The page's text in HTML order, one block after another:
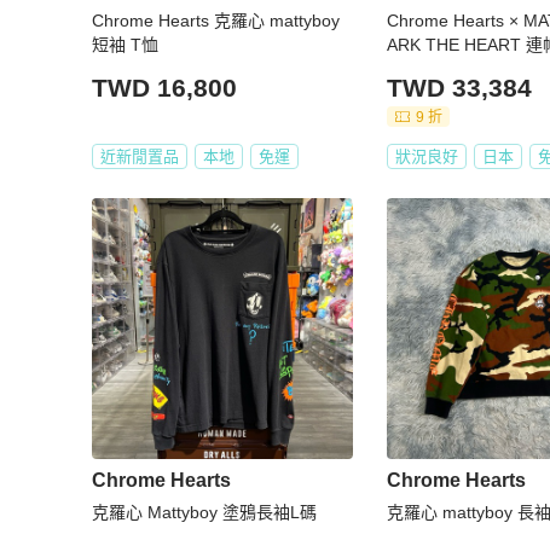
Chrome Hearts 克羅心 mattyboy
短袖 T恤
TWD 16,800
近新閒置品 本地 免運
Chrome Hearts ×
ARK THE HEART 連
TWD 33,384
9 折
狀況良好 日本
Chrome Hearts
克羅心 Mattyboy 塗鴉長袖L碼
Chrome Hearts
克羅心 mattyboy 長